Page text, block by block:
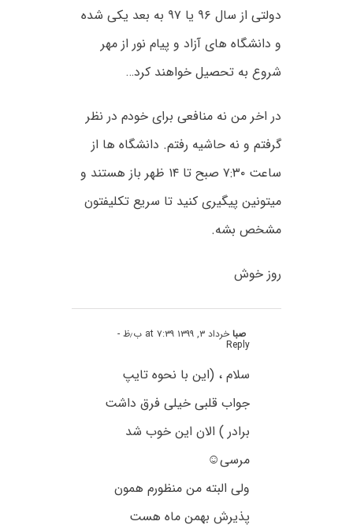
دولتی از سال ۹۶ یا ۹۷ به بعد یکی شده
و دانشگاه های آزاد و پیام نور از مهر
شروع به تحصیل خواهند کرد…
در اخر من نه منافعی برای خودم در نظر
گرفتم و نه حاشیه رفتم. دانشگاه ها از
ساعت ۷:۳۰ صبح تا ۱۴ ظهر باز هستند و
میتونین پیگیری کنید تا سریع تکلیفتون
مشخص بشه.
روز خوش
صباخرداد ۳, ۱۳۹۹ at ۷:۳۹ ب٫ظ -
Reply
سلام ، (این با نحوه تایپ
جواب قلبی خیلی فرق داشت
برادر ) الان این خوب شد
مرسی⁦☺️⁩
ولی البته من منظورم همون
پذیرش بهمن ماه هست